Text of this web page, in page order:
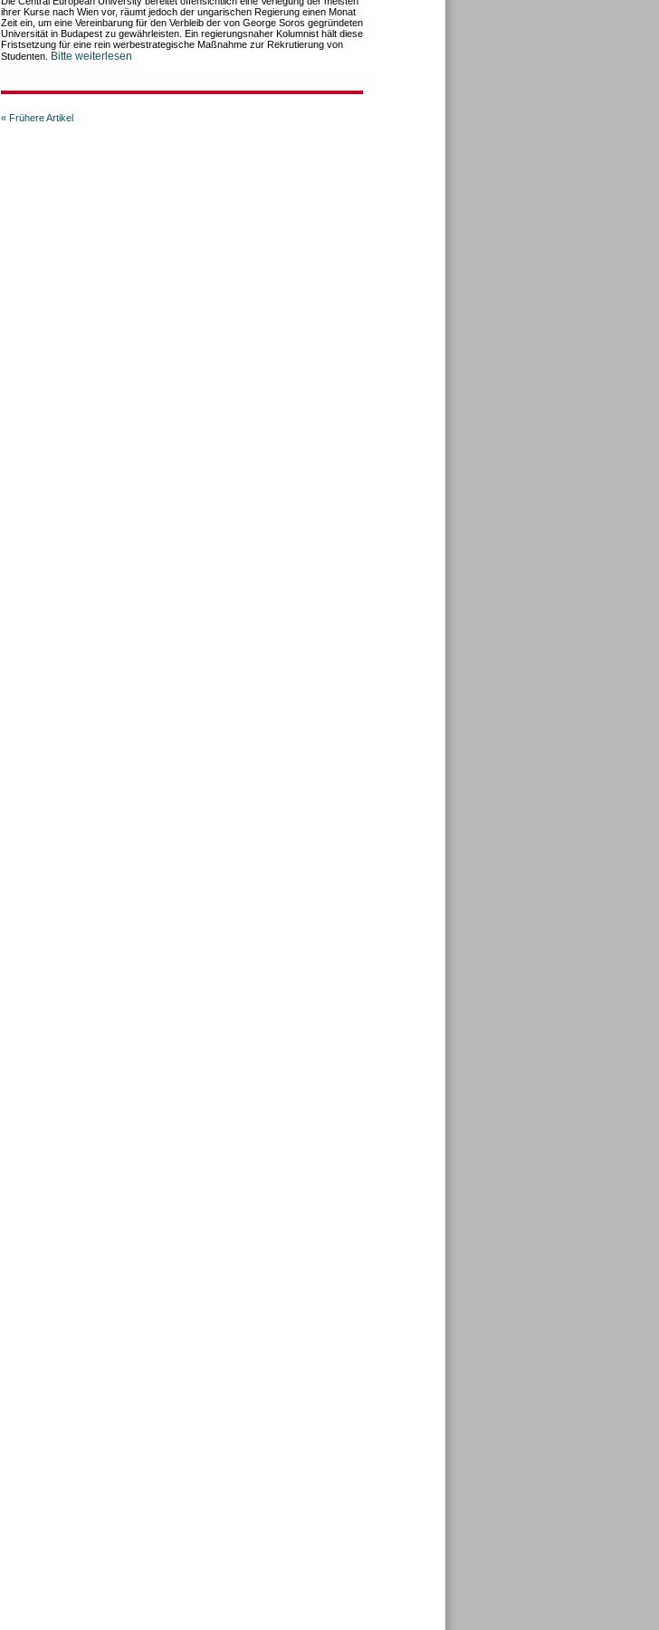
ihrer Kurse nach Wien vor, räumt jedoch der ungarischen Regierung einen Monat
Zeit ein, um eine Vereinbarung für den Verbleib der von George Soros gegründeten
Universität in Budapest zu gewährleisten. Ein regierungsnaher Kolumnist hält diese
Fristsetzung für eine rein werbestrategische Maßnahme zur Rekrutierung von
Studenten.
Bitte weiterlesen
« Frühere Artikel